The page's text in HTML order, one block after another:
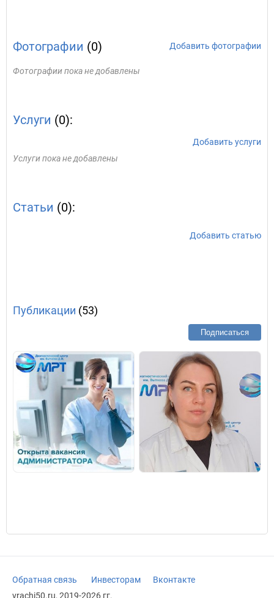
Фотографии (0) Добавить фотографии
Фотографии пока не добавлены
Услуги (0):
Добавить услуги
Услуги пока не добавлены
Статьи (0):
Добавить статью
Публикации (53)
Подписаться
Обратная связь Инвесторам
Вконтакте
vrachi50.ru, 2019-2026 гг.